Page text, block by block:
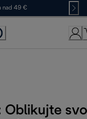
nad 49 €
Oblikujte